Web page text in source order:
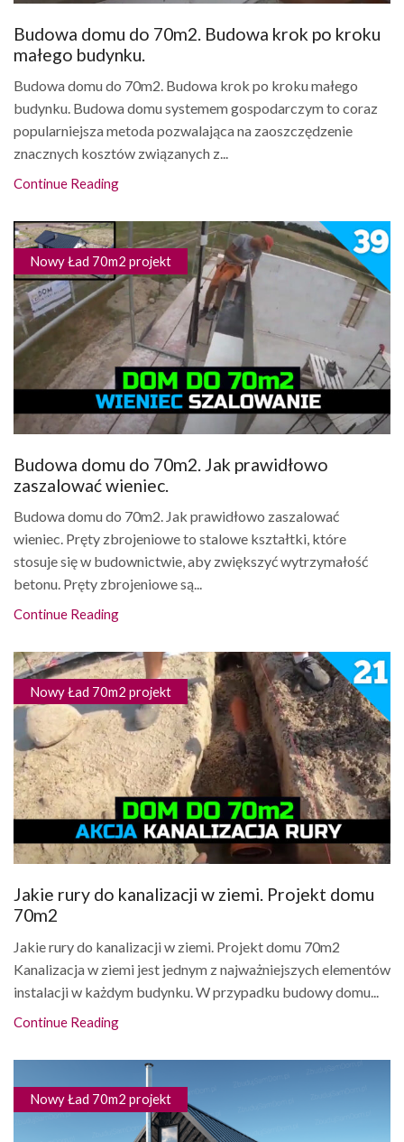
Budowa domu do 70m2. Budowa krok po kroku
małego budynku.
Budowa domu do 70m2. Budowa krok po kroku małego
budynku. Budowa domu systemem gospodarczym to coraz
popularniejsza metoda pozwalająca na zaoszczędzenie
znacznych kosztów związanych z...
Continue Reading
Nowy Ład 70m2 projekt
Budowa domu do 70m2. Jak prawidłowo
zaszalować wieniec.
Budowa domu do 70m2. Jak prawidłowo zaszalować
wieniec. Pręty zbrojeniowe to stalowe kształtki, które
stosuje się w budownictwie, aby zwiększyć wytrzymałość
betonu. Pręty zbrojeniowe są...
Continue Reading
Nowy Ład 70m2 projekt
Jakie rury do kanalizacji w ziemi. Projekt domu
70m2
Jakie rury do kanalizacji w ziemi. Projekt domu 70m2
Kanalizacja w ziemi jest jednym z najważniejszych elementów
instalacji w każdym budynku. W przypadku budowy domu...
Continue Reading
Nowy Ład 70m2 projekt